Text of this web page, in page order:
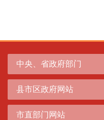
中央、省政府部门
县市区政府网站
市直部门网站